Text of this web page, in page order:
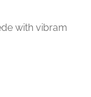
with vibram